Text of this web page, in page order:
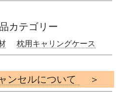
カテゴリー
枕用キャリングケース
ンセルについて ＞